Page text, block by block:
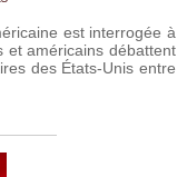
est interrogée à
et américains débattent
des États-Unis entre